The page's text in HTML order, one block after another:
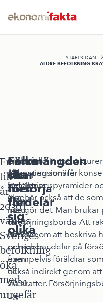
STARTSIDAN
ÄLDRE BEFOLKNING
Fram
till
år
2030
väntas
Sveriges
befolkning
öka
med
ungefär
Folkmängden
ökar
men
fördelar
sig
olika
Gruppen
ålderspensionärer
förväntas
öka
med
600
000
personer
fram
till
2030.
De
Färre
ska
försörja
fler
Att
någonting som får
befolkningspyramider
innebär också att de
inte gör det. Man brukar
försörjningsbörda. Att
handlar om att beskriva
och jobbar delar på
exempelvis föräldrar
också indirekt genom
via skatter.